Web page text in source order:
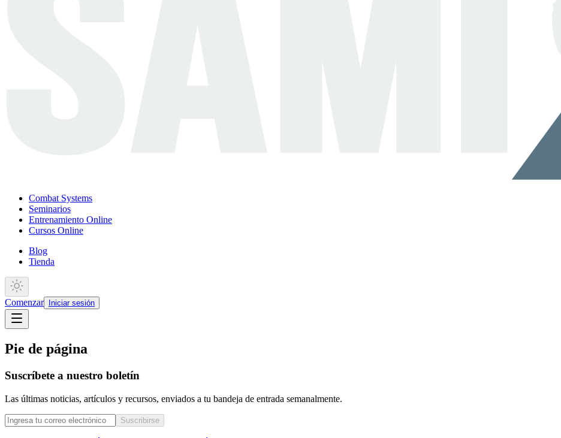
Combat Systems
Seminarios
Entrenamiento Online
Cursos Online
Blog
Tienda
Comenzar Iniciar sesión
Pie de página
Suscríbete a nuestro boletín
Las últimas noticias, artículos y recursos, enviados a tu bandeja de entrada semanalmente.
Suscribirse